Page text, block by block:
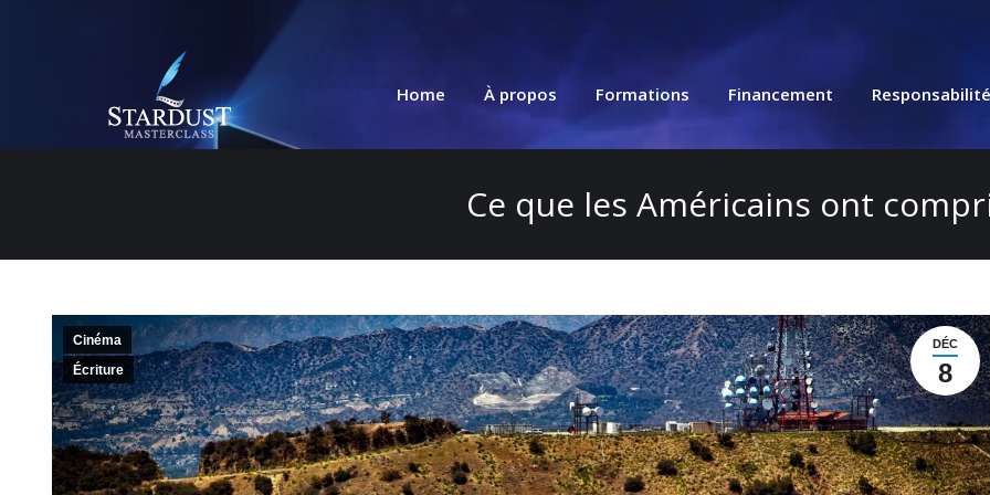
Home À propos Formations Financement Responsabilité
Ce que les Américains ont
DÉC
8
Cinéma
Écriture